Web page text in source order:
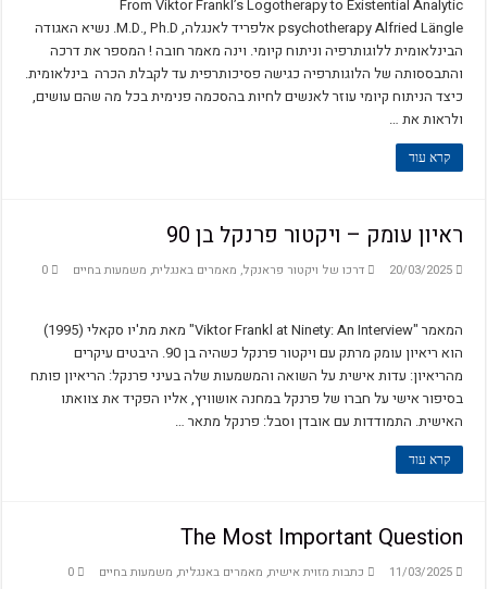
From Viktor Frankl’s Logotherapy to Existential Analytic
psychotherapy Alfried Längle אלפריד לאנגלה, M.D., Ph.D. נשיא האגודה
הבינלאומית ללוגותרפיה וניתוח קיומי. וינה מאמר חובה ! המספר את דרכה
והתבססותה של הלוגותרפיה כגישה פסיכותרפית עד לקבלת הכרה בינלאומית.
כיצד הניתוח קיומי עוזר לאנשים לחיות בהסכמה פנימית בכל מה שהם עושים,
ולראות את …
קרא עוד
ראיון עומק – ויקטור פרנקל בן 90
20/03/2025 דרכו של ויקטור פראנקל, מאמרים באנגלית, משמעות בחיים 0
המאמר "Viktor Frankl at Ninety: An Interview" מאת מת'יו סקאלי (1995)
הוא ריאיון עומק מרתק עם ויקטור פרנקל כשהיה בן 90. היבטים עיקרים
מהריאיון: עדות אישית על השואה והמשמעות שלה בעיני פרנקל: הריאיון פותח
בסיפור אישי על חברו של פרנקל במחנה אושוויץ, אליו הפקיד את צוואתו
האישית. התמודדות עם אובדן וסבל: פרנקל מתאר …
קרא עוד
The Most Important Question
11/03/2025 כתבות מזוית אישית, מאמרים באנגלית, משמעות בחיים 0